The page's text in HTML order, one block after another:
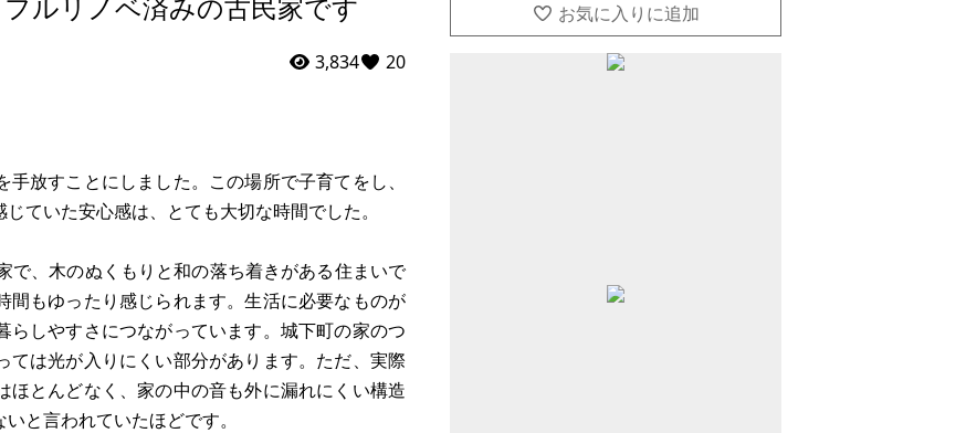
3,834 20
放すことにしました。この場所で子育てをし、
ていた安心感は、とても大切な時間でした。
で、木のぬくもりと和の落ち着きがある住まいで
もゆったり感じられます。生活に必要なものが
しやすさにつながっています。城下町の家のつ
ては光が入りにくい部分があります。ただ、実際
とんどなく、家の中の音も外に漏れにくい構造
と言われていたほどです。